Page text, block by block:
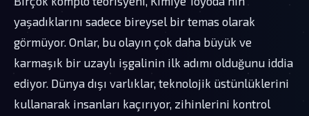
yaşadıklarını sadece bireysel bir temas olarak
görmüyor. Onlar, bu olayın çok daha büyük ve
karmaşık bir uzaylı işgalinin ilk adımı olduğunu iddia
ediyor. Dünya dışı varlıklar, teknolojik üstünlüklerini
kullanarak insanları kaçırıyor, zihinlerini kontrol